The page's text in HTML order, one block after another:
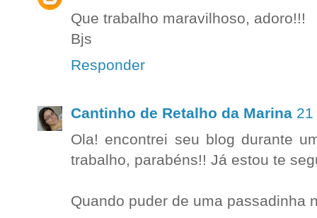
Que trabalho maravilhoso, adoro!!!
Bjs
Responder
Cantinho de Retalho da Marina
Ola! encontrei seu blog durante
trabalho, parabéns!! Já estou te
Quando puder de uma passadinha